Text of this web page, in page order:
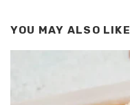
YOU MAY ALSO LIKE